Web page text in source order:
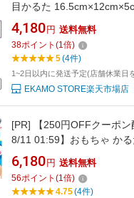
目かるた
4,180 円 送料無料
38ポイント (1倍)
5(4件)
1~2日以内に発送予定(店舗休業日
EKAMO STORE楽天市場店
[PR]
【250円OFFクーポ
8/11 01:59】おもちゃ か
ども 知育 英語 タッチで聞
くもん出版
6,180 円 送料無料
56ポイント (1倍)
4.75(4件)